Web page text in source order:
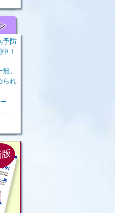
予防
！
、
られ